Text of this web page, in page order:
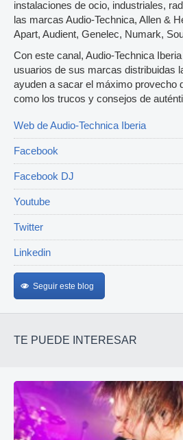
instalaciones de ocio, industriales,
las marcas Audio-Technica, Allen &
Apart, Audient, Genelec, Numark,
Con este canal, Audio-Technica
usuarios de sus marcas distribuidas
ayuden a sacar el máximo provecho
como los trucos y consejos de
Web de Audio-Technica Iberia
Facebook
Facebook DJ
Youtube
Twitter
Linkedin
Seguir este blog
TE PUEDE INTERESAR